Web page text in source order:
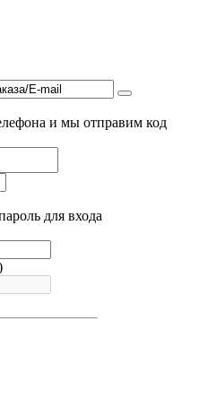
и мы отправим код
для входа